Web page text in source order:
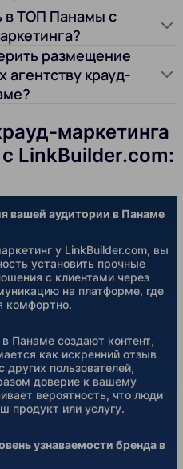
в ТОП Панамы с
размещение
агентству крауд-
маркетинга
LinkBuilder.com:
вашей аудитории в Панаме
у LinkBuilder.com, вы
установить прочные
с клиентами через
на платформе, где
комфортно.
Панаме создают контент,
как искренний отзыв
других пользователей,
доверие к вашему
вероятность, что люди
продукт или услугу.
узнаваемости бренда в